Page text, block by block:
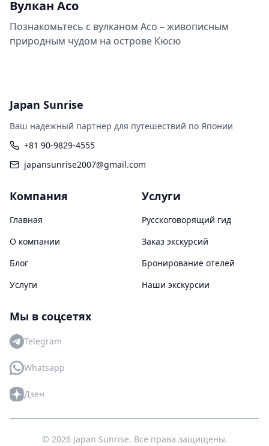
Вулкан Асо
Познакомьтесь с вулканом Асо – живописным
природным чудом на острове Кюсю
Japan Sunrise
Ваш надежный партнер для путешествий по Японии
+81 90-9829-4555
japansunrise2007@gmail.com
Компания
Главная
О компании
Блог
Услуги
Услуги
Русскоговорящий гид
Заказ экскурсий
Бронирование отелей
Наши экскурсии
Мы в соцсетях
Telegram
Whatsapp
Дзен
© 2026 Japan Sunrise. Все права защищены.